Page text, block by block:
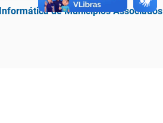
de Municípios Associados